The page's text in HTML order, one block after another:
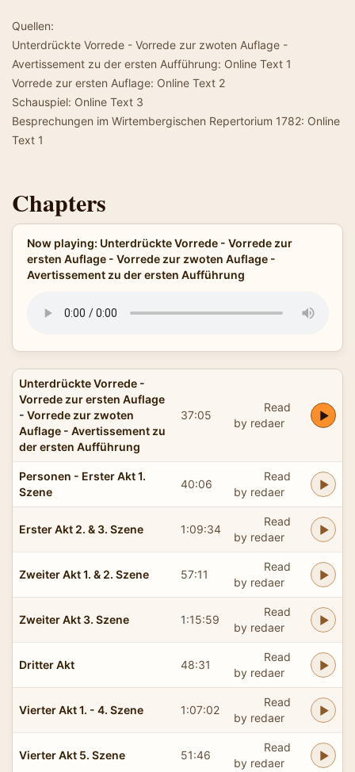
Quellen:
Unterdrückte Vorrede - Vorrede zur zwoten Auflage -
Avertissement zu der ersten Aufführung: Online Text 1
Vorrede zur ersten Auflage: Online Text 2
Schauspiel: Online Text 3
Besprechungen im Wirtembergischen Repertorium 1782: Online
Text 1
Chapters
Now playing: Unterdrückte Vorrede - Vorrede zur
ersten Auflage - Vorrede zur zwoten Auflage -
Avertissement zu der ersten Aufführung
Unterdrückte Vorrede -
Vorrede zur ersten Auflage
- Vorrede zur zwoten
Auflage - Avertissement zu
der ersten Aufführung
37:05
Read
by redaer
Personen - Erster Akt 1.
Szene
40:06
Read
by redaer
Erster Akt 2. & 3. Szene 1:09:34
Read
by redaer
Zweiter Akt 1. & 2. Szene 57:11
Read
by redaer
Zweiter Akt 3. Szene 1:15:59
Read
by redaer
Dritter Akt 48:31
Read
by redaer
Vierter Akt 1. - 4. Szene 1:07:02
Read
by redaer
Vierter Akt 5. Szene 51:46
Read
by redaer